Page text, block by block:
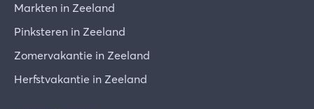
Markten in Zeeland
Pinksteren in Zeeland
Zomervakantie in Zeeland
Herfstvakantie in Zeeland